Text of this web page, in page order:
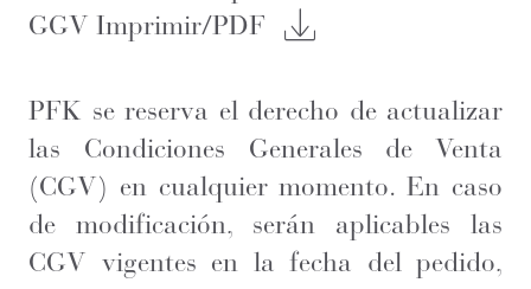
GGV Imprimir/PDF
PFK se reserva el derecho de actualizar
las Condiciones Generales de Venta
(CGV) en cualquier momento. En caso
de modificación, serán aplicables las
CGV vigentes en la fecha del pedido,